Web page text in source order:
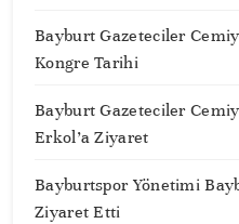
Bayburt Gazeteciler
Kongre Tarihi
Bayburt Gazeteciler
Erkol’a Ziyaret
Bayburtspor Yönetimi
Ziyaret Etti